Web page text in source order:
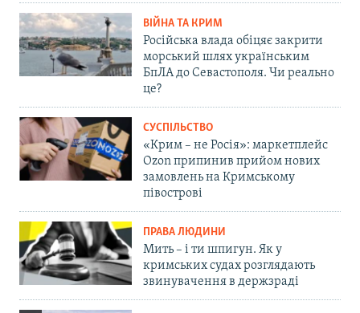
ВІЙНА ТА КРИМ
Російська влада обіцяє закрити
морський шлях українським
БпЛА до Севастополя. Чи реально
це?
СУСПІЛЬСТВО
«Крим – не Росія»: маркетплейс
Ozon припинив прийом нових
замовлень на Кримському
півострові
ПРАВА ЛЮДИНИ
Мить – і ти шпигун. Як у
кримських судах розглядають
звинувачення в держзраді